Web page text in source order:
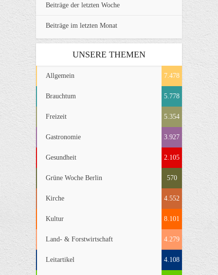
Beiträge der letzten Woche
Beiträge im letzten Monat
UNSERE THEMEN
Allgemein 7.478
Brauchtum 5.778
Freizeit 5.354
Gastronomie 3.927
Gesundheit 2.105
Grüne Woche Berlin 570
Kirche 4.552
Kultur 8.101
Land- & Forstwirtschaft 4.279
Leitartikel 4.108